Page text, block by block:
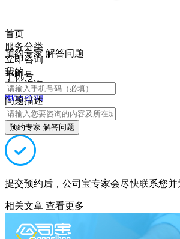
首页
服务分类
立即咨询
我的
在线咨询
电话咨询
预约专家 解答问题
手机号
问题描述
预约专家 解答问题
提交预约后，公司宝专家会尽快联系您并
相关文章 查看更多